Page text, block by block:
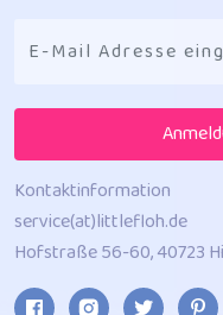
Kontaktinformation
service(at)littlefloh.de
Hofstraße 56-60, 40723